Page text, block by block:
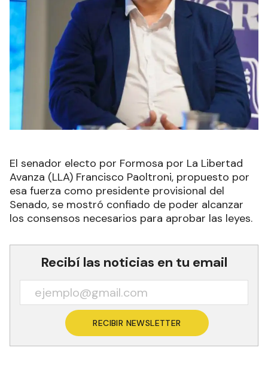
El senador electo por Formosa por La Libertad
Avanza (LLA) Francisco Paoltroni, propuesto por
esa fuerza como presidente provisional del
Senado, se mostró confiado de poder alcanzar
los consensos necesarios para aprobar las leyes.
Recibí las noticias en tu email
RECIBIR NEWSLETTER